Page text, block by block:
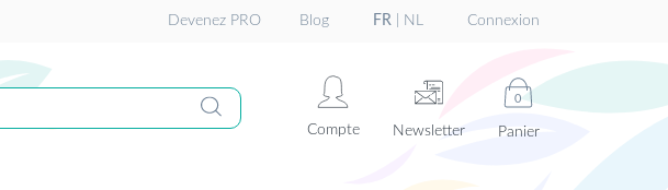
FR NL
Devenez PRO Blog Connexion
Compte Newsletter
0
Panier